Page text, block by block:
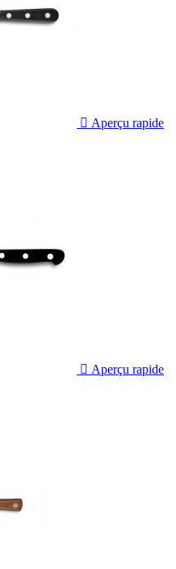
 Aperçu rapide
 Aperçu rapide